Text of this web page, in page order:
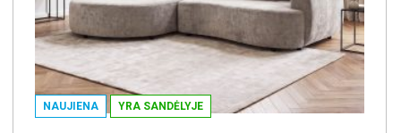
NAUJIENA YRA SANDĖLYJE